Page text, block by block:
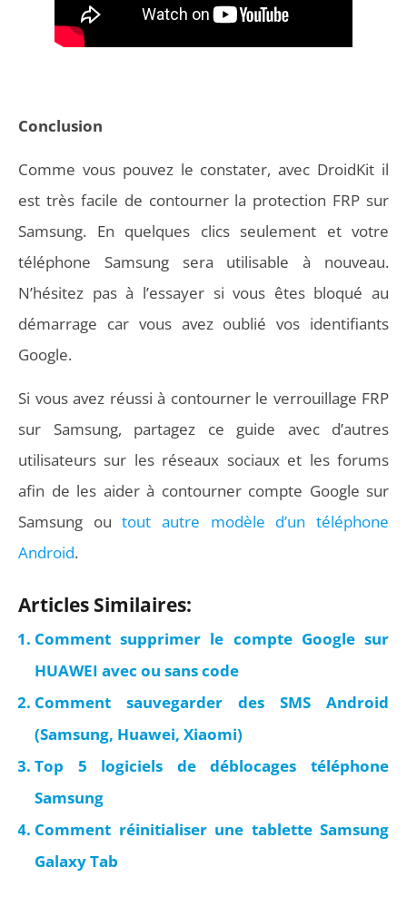
Conclusion
Comme vous pouvez le constater, avec DroidKit il
est très facile de contourner la protection FRP sur
Samsung. En quelques clics seulement et votre
téléphone Samsung sera utilisable à nouveau.
N’hésitez pas à l’essayer si vous êtes bloqué au
démarrage car vous avez oublié vos identifiants
Google.
Si vous avez réussi à contourner le verrouillage FRP
sur Samsung, partagez ce guide avec d’autres
utilisateurs sur les réseaux sociaux et les forums
afin de les aider à contourner compte Google sur
Samsung outout autre modèle d’un téléphone
Android.
Articles Similaires:
Comment supprimer le compte Google sur
HUAWEI avec ou sans code
Comment sauvegarder des SMS Android
(Samsung, Huawei, Xiaomi)
Top 5 logiciels de déblocages téléphone
Samsung
Comment réinitialiser une tablette Samsung
Galaxy Tab